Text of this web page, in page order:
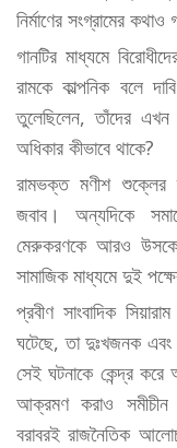
নির্মাণের সংগ্রামের
গানটির মাধ্যমে
রামকে কাল্পনিক বলে
তুলেছিলেন, তাঁদের এখন
অধিকার কীভাবে থাকে?
রামভক্ত মণীশ শুক্লের
জবাব। অন্যদিকে
মেরুকরণকে আরও উসকে
সামাজিক মাধ্যমে দুই
প্রবীণ সাংবাদিক
ঘটেছে, তা দুঃখজনক
সেই ঘটনাকে কেন্দ্র করে
আক্রমণ করাও সমীচীন
বরাবরই রাজনৈতিক